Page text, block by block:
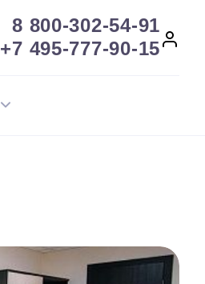
8 800-302-54-91
+7 495-777-90-15